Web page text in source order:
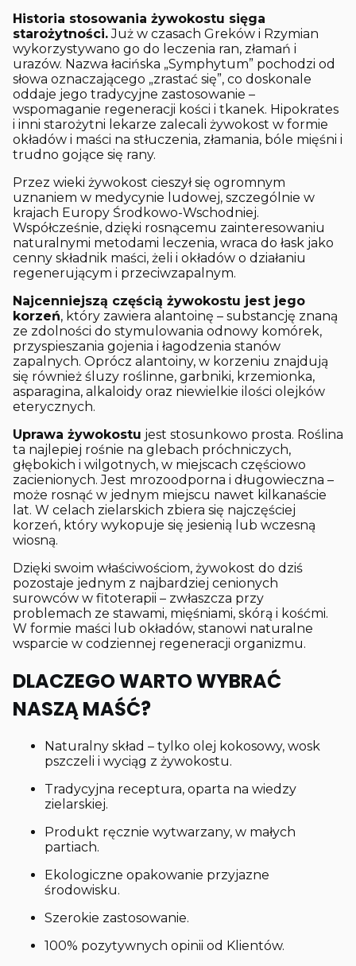
Historia stosowania żywokostu sięga
starożytności.Już w czasach Greków i Rzymian
wykorzystywano go do leczenia ran, złamań i
urazów. Nazwa łacińska „Symphytum” pochodzi od
słowa oznaczającego „zrastać się”, co doskonale
oddaje jego tradycyjne zastosowanie –
wspomaganie regeneracji kości i tkanek. Hipokrates
i inni starożytni lekarze zalecali żywokost w formie
okładów i maści na stłuczenia, złamania, bóle mięśni i
trudno gojące się rany.
Przez wieki żywokost cieszył się ogromnym
uznaniem w medycynie ludowej, szczególnie w
krajach Europy Środkowo-Wschodniej.
Współcześnie, dzięki rosnącemu zainteresowaniu
naturalnymi metodami leczenia, wraca do łask jako
cenny składnik maści, żeli i okładów o działaniu
regenerującym i przeciwzapalnym.
Najcenniejszą częścią żywokostu jest jego
korzeń, który zawiera alantoinę – substancję znaną
ze zdolności do stymulowania odnowy komórek,
przyspieszania gojenia i łagodzenia stanów
zapalnych. Oprócz alantoiny, w korzeniu znajdują
się również śluzy roślinne, garbniki, krzemionka,
asparagina, alkaloidy oraz niewielkie ilości olejków
eterycznych.
Uprawa żywokostu jest stosunkowo prosta. Roślina
ta najlepiej rośnie na glebach próchniczych,
głębokich i wilgotnych, w miejscach częściowo
zacienionych. Jest mrozoodporna i długowieczna –
może rosnąć w jednym miejscu nawet kilkanaście
lat. W celach zielarskich zbiera się najczęściej
korzeń, który wykopuje się jesienią lub wczesną
wiosną.
Dzięki swoim właściwościom, żywokost do dziś
pozostaje jednym z najbardziej cenionych
surowców w fitoterapii – zwłaszcza przy
problemach ze stawami, mięśniami, skórą i kośćmi.
W formie maści lub okładów, stanowi naturalne
wsparcie w codziennej regeneracji organizmu.
DLACZEGO WARTO WYBRAĆ
NASZĄ MAŚĆ?
Naturalny skład – tylko olej kokosowy, wosk
pszczeli i wyciąg z żywokostu.
Tradycyjna receptura, oparta na wiedzy
zielarskiej.
Produkt ręcznie wytwarzany, w małych
partiach.
Ekologiczne opakowanie przyjazne
środowisku.
Szerokie zastosowanie.
100% pozytywnych opinii od Klientów.